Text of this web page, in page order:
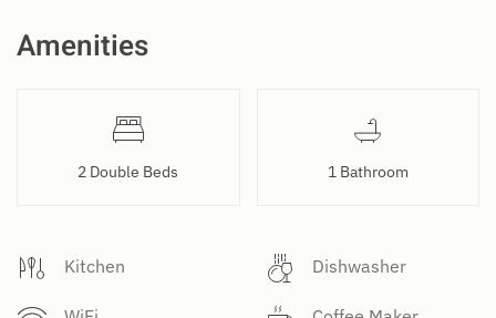
Amenities
2 Double Beds 1 Bathroom
Kitchen Dishwasher